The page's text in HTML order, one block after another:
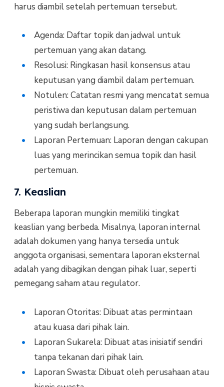
harus diambil setelah pertemuan tersebut.
Agenda: Daftar topik dan jadwal untuk
pertemuan yang akan datang.
Resolusi: Ringkasan hasil konsensus atau
keputusan yang diambil dalam pertemuan.
Notulen: Catatan resmi yang mencatat semua
peristiwa dan keputusan dalam pertemuan
yang sudah berlangsung.
Laporan Pertemuan: Laporan dengan cakupan
luas yang merincikan semua topik dan hasil
pertemuan.
7. Keaslian
Beberapa laporan mungkin memiliki tingkat
keaslian yang berbeda. Misalnya, laporan internal
adalah dokumen yang hanya tersedia untuk
anggota organisasi, sementara laporan eksternal
adalah yang dibagikan dengan pihak luar, seperti
pemegang saham atau regulator.
Laporan Otoritas: Dibuat atas permintaan
atau kuasa dari pihak lain.
Laporan Sukarela: Dibuat atas inisiatif sendiri
tanpa tekanan dari pihak lain.
Laporan Swasta: Dibuat oleh perusahaan atau